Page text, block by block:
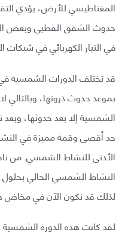
المغناطيسي للأرض، يؤدي
حدوث الشفق القطبي وبعض
في التيار الكهربائي في شبكات
قد تختلف الدورات الشمسية
بموعد حدوث ذروتها، وبالتالي
الشمسية إلا بعد حدوثها، وبعد
حد أقصى وقمة مميزة في
الأدنى للنشاط الشمسي. من
لذلك قد نكون الآن في مخاض
لقد كانت هذه الدورة الشمسية